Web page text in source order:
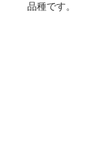
品種です。